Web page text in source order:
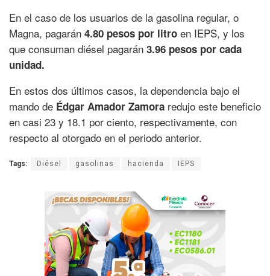
En el caso de los usuarios de la gasolina regular, o
Magna, pagarán 4.80 pesos por litro en IEPS, y los
que consuman diésel pagarán 3.96 pesos por cada
unidad.
En estos dos últimos casos, la dependencia bajo el
mando de Édgar Amador Zamora redujo este beneficio
en casi 23 y 18.1 por ciento, respectivamente, con
respecto al otorgado en el periodo anterior.
Tags: Diésel gasolinas hacienda IEPS